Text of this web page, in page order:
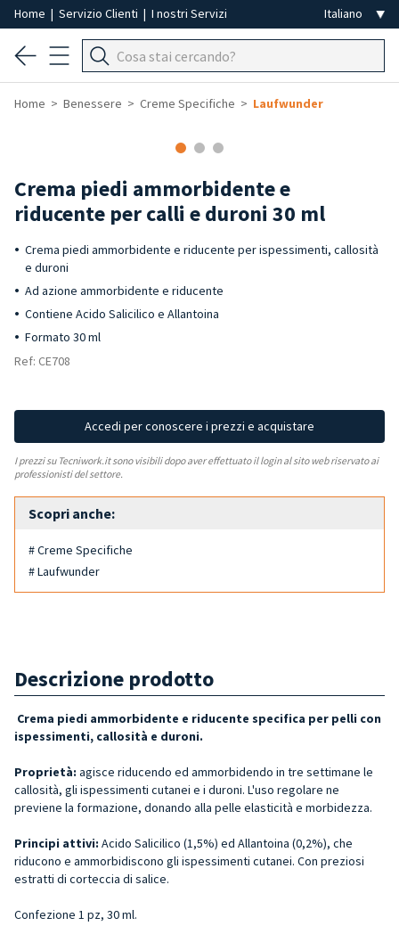
Home | Servizio Clienti | I nostri Servizi
Home Benessere Creme Specifiche Laufwunder
Crema piedi ammorbidente e
riducente per calli e duroni 30 ml
Crema piedi ammorbidente e riducente per ispessimenti, callosità
e duroni
Ad azione ammorbidente e riducente
Contiene Acido Salicilico e Allantoina
Formato 30 ml
Ref: CE708
Accedi per conoscere i prezzi e acquistare
I prezzi su Tecniwork.it sono visibili dopo aver effettuato il login al sito web riservato ai
professionisti del settore.
Scopri anche:
# Creme Specifiche
# Laufwunder
Descrizione prodotto
Crema piedi ammorbidente e riducente specifica per pelli con
ispessimenti, callosità e duroni.
Proprietà: agisce riducendo ed ammorbidendo in tre settimane le
callosità, gli ispessimenti cutanei e i duroni. L'uso regolare ne
previene la formazione, donando alla pelle elasticità e morbidezza.
Principi attivi: Acido Salicilico (1,5%) ed Allantoina (0,2%), che
riducono e ammorbidiscono gli ispessimenti cutanei. Con preziosi
estratti di corteccia di salice.
Confezione 1 pz, 30 ml.